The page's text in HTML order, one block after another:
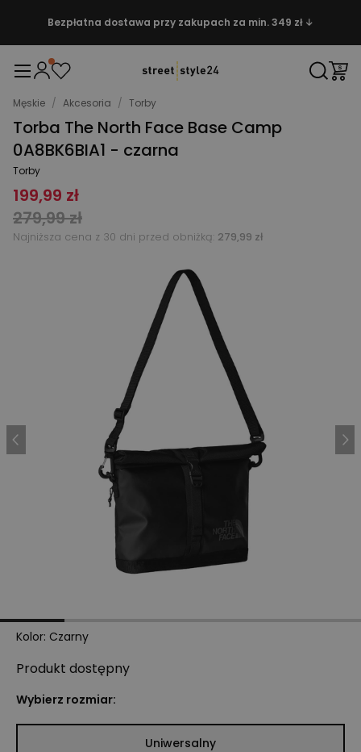
Bezpłatna dostawa przy zakupach za min. 349 zł ↓
Męskie / Akcesoria / Torby
Torba The North Face Base Camp
0A8BK6BIA1 - czarna
Torby
199,99 zł
279,99 zł
Najniższa cena z 30 dni przed obniżką: 279,99 zł
Kolor: Czarny
Produkt dostępny
Wybierz rozmiar:
Uniwersalny